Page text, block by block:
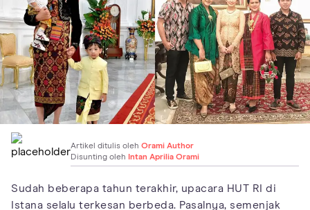
Artikel ditulis oleh Orami Author
Disunting oleh Intan Aprilia Orami
Sudah beberapa tahun terakhir, upacara HUT RI di
Istana selalu terkesan berbeda. Pasalnya, semenjak